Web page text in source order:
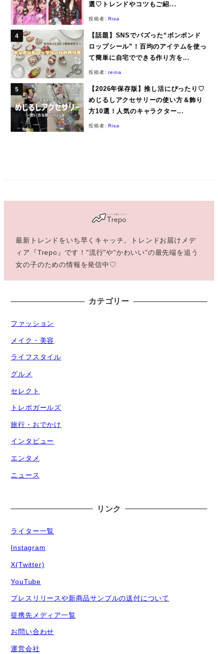
選♡トレンドやコツもご紹...
投稿者:Risa
【話題】SNSでバズった“ボンボンド
ロップシール”！百均のアイテムを使っ
て簡単に自宅でできる作り方を...
投稿者:reina
【2026年保存版】推し活にぴったり♡
めじるしアクセサリーの使い方＆飾り
方10選！人気のキャラクター...
投稿者:Risa
最新トレンドをいち早くキャッチ。トレンドお届けメデ
ィア『Trepo』です！"流行"や"かわいい"の最先端を追う
女の子のための情報を発信中♡
カテゴリー
ファッション
メイク・美容
ライフスタイル
グルメ
セレクト
トレポガールズ
旅行・おでかけ
インタビュー
エンタメ
ニュース
リンク
ライター一覧
Instagram
X(Twitter)
YouTube
プレスリリースや新商品サンプルの送付について
提携先メディア一覧
お問い合わせ
運営会社